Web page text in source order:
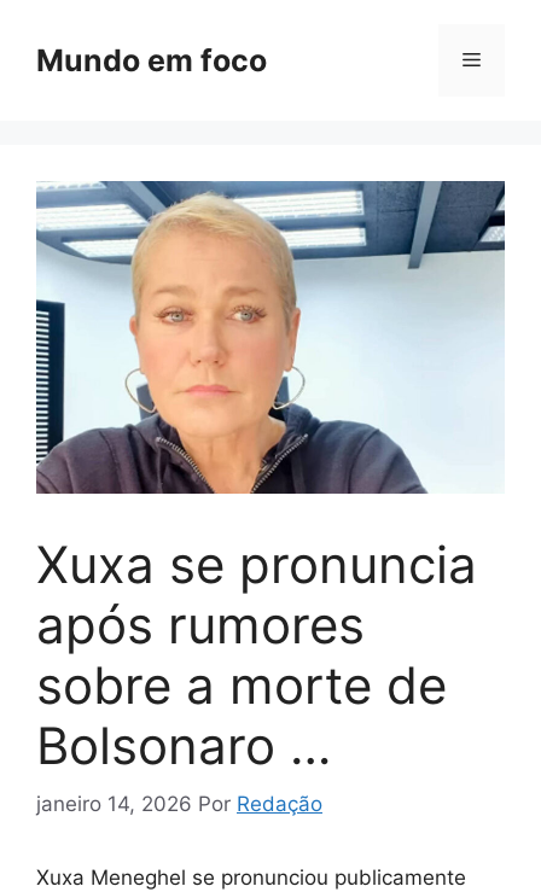
paraMundo em foco Menu
Xuxa se pronuncia
após rumores
sobre a morte de
Bolsonaro …
janeiro 14, 2026 Por Redação
Xuxa Meneghel se pronunciou publicamente